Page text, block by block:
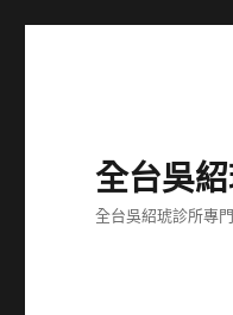
全台吳
全台吳紹琥診所專